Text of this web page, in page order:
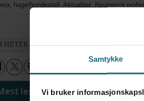
Samtykke
Vi bruker
hage/hundestell. Aktualitet: Nyutnevnt
lest siste syv dager: